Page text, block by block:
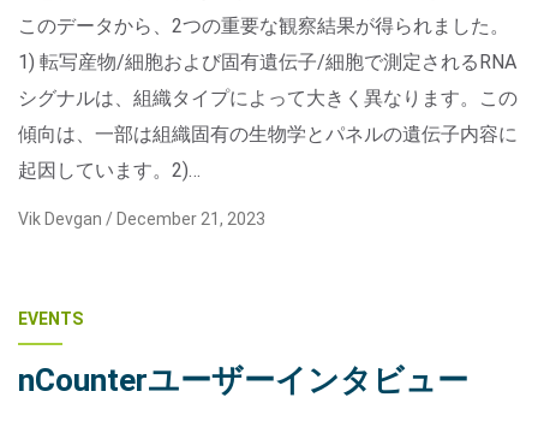
このデータから、2つの重要な観察結果が得られました。
1) 転写産物/細胞および固有遺伝子/細胞で測定されるRNA
シグナルは、組織タイプによって大きく異なります。この
傾向は、一部は組織固有の生物学とパネルの遺伝子内容に
起因しています。2)…
Vik Devgan /December 21, 2023
EVENTS
nCounterユーザーインタビュー